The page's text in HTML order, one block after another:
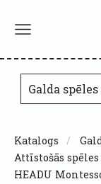
Galda
Katalogs
Attīstošās spēles
HEADU